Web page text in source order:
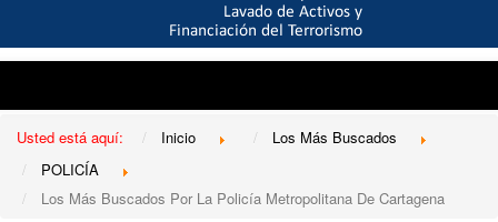
Usted está aquí: Inicio
Los Más Buscados
POLICÍA
Los Más Buscados Por La Policía Metropolitana De Cartagena